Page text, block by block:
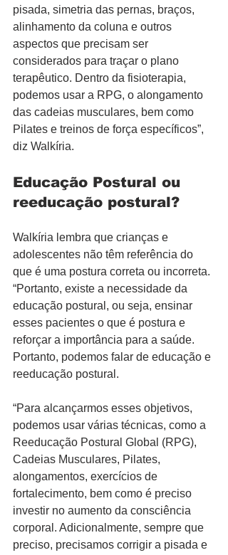
pisada, simetria das pernas, braços,
alinhamento da coluna e outros
aspectos que precisam ser
considerados para traçar o plano
terapêutico. Dentro da fisioterapia,
podemos usar a RPG, o alongamento
das cadeias musculares, bem como
Pilates e treinos de força específicos”,
diz Walkíria.
Educação Postural ou
reeducação postural?
Walkíria lembra que crianças e
adolescentes não têm referência do
que é uma postura correta ou incorreta.
“Portanto, existe a necessidade da
educação postural, ou seja, ensinar
esses pacientes o que é postura e
reforçar a importância para a saúde.
Portanto, podemos falar de educação e
reeducação postural.
“Para alcançarmos esses objetivos,
podemos usar várias técnicas, como a
Reeducação Postural Global (RPG),
Cadeias Musculares, Pilates,
alongamentos, exercícios de
fortalecimento, bem como é preciso
investir no aumento da consciência
corporal. Adicionalmente, sempre que
preciso, precisamos corrigir a pisada e